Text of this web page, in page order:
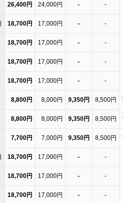
26,400円 24,000円 - -
18,700円 17,000円 - -
18,700円 17,000円 - -
18,700円 17,000円 - -
18,700円 17,000円 - -
8,800円 8,000円 9,350円 8,500円
8,800円 8,000円 9,350円 8,500円
7,700円 7,000円 9,350円 8,500円
18,700円 17,000円 - -
18,700円 17,000円 - -
18,700円 17,000円 - -